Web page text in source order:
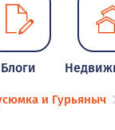
Блоги
и Гурьяныч